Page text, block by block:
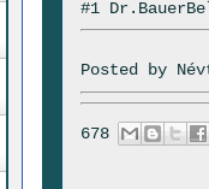
#1
Posted by
678